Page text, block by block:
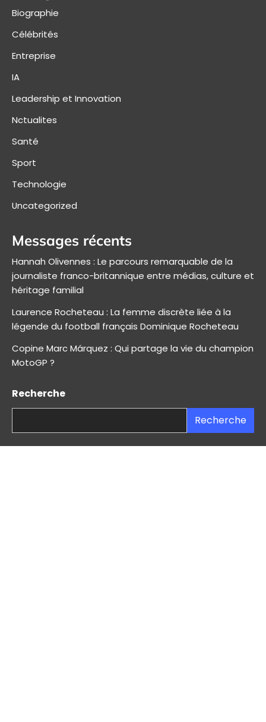
Biographie
Célébrités
Entreprise
IA
Leadership et Innovation
Nctualites
Santé
Sport
Technologie
Uncategorized
Messages récents
Hannah Olivennes : Le parcours remarquable de la
journaliste franco-britannique entre médias, culture et
héritage familial
Laurence Rocheteau : La femme discrète liée à la
légende du football français Dominique Rocheteau
Copine Marc Márquez : Qui partage la vie du champion
MotoGP ?
Recherche
Recherche